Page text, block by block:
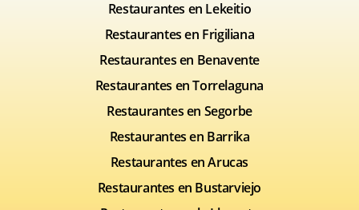
Restaurantes en Lekeitio
Restaurantes en Frigiliana
Restaurantes en Benavente
Restaurantes en Torrelaguna
Restaurantes en Segorbe
Restaurantes en Barrika
Restaurantes en Arucas
Restaurantes en Bustarviejo